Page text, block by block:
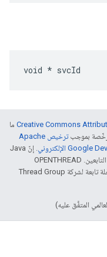
void * svcId
ما
مرخّصة بموجب
ترخيص Apache
. إنّ Java
هي علامة تجارية مسجَّلة لشركة Oracle و/أو شركائها التابعين. ‫OPENTHREAD
والعلامات التجارية ذات الصلة هي علامات تجارية مسجّلة تابعة لشركة Thread Group